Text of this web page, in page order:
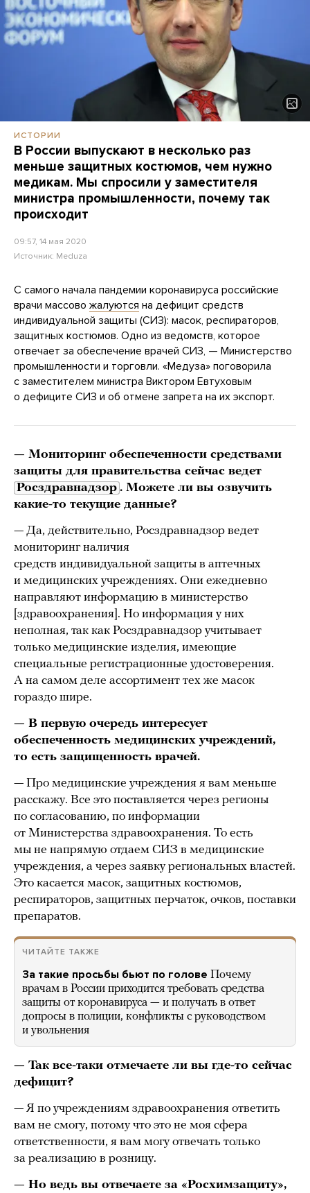
ИСТОРИИ
В России выпускают в несколько раз
меньше защитных костюмов, чем нужно
медикам. Мы спросили у заместителя
министра промышленности, почему так
происходит
09:57, 14 мая 2020
Источник: Meduza
С самого начала пандемии коронавируса российские
врачи массово жалуются на дефицит средств
индивидуальной защиты (СИЗ): масок, респираторов,
защитных костюмов. Одно из ведомств, которое
отвечает за обеспечение врачей СИЗ, — Министерство
промышленности и торговли. «Медуза» поговорила
с заместителем министра Виктором Евтуховым
о дефиците СИЗ и об отмене запрета на их экспорт.
— Мониторинг обеспеченности средствами
защиты для правительства сейчас ведет
Росздравнадзор . Можете ли вы озвучить
какие-то текущие данные?
— Да, действительно, Росздравнадзор ведет
мониторинг наличия
средств индивидуальной защиты в аптечных
и медицинских учреждениях. Они ежедневно
направляют информацию в министерство
[здравоохранения]. Но информация у них
неполная, так как Росздравнадзор учитывает
только медицинские изделия, имеющие
специальные регистрационные удостоверения.
А на самом деле ассортимент тех же масок
гораздо шире.
— В первую очередь интересует
обеспеченность медицинских учреждений,
то есть защищенность врачей.
— Про медицинские учреждения я вам меньше
расскажу. Все это поставляется через регионы
по согласованию, по информации
от Министерства здравоохранения. То есть
мы не напрямую отдаем СИЗ в медицинские
учреждения, а через заявку региональных властей.
Это касается масок, защитных костюмов,
респираторов, защитных перчаток, очков, поставки
препаратов.
ЧИТАЙТЕ ТАКЖЕ
За такие просьбы бьют по голове Почему
врачам в России приходится требовать средства
защиты от коронавируса — и получать в ответ
допросы в полиции, конфликты с руководством
и увольнения
— Так все-таки отмечаете ли вы где-то сейчас
дефицит?
— Я по учреждениям здравоохранения ответить
вам не смогу, потому что это не моя сфера
ответственности, я вам могу отвечать только
за реализацию в розницу.
— Но ведь вы отвечаете за «Росхимзащиту»,